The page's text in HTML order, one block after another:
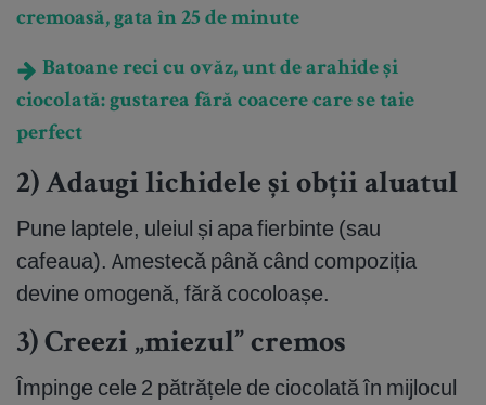
cremoasă, gata în 25 de minute
Batoane reci cu ovăz, unt de arahide și
ciocolată: gustarea fără coacere care se taie
perfect
2) Adaugi lichidele și obții aluatul
Pune laptele, uleiul și apa fierbinte (sau
cafeaua). Amestecă până când compoziția
devine omogenă, fără cocoloașe.
3) Creezi „miezul” cremos
Împinge cele 2 pătrățele de ciocolată în mijlocul